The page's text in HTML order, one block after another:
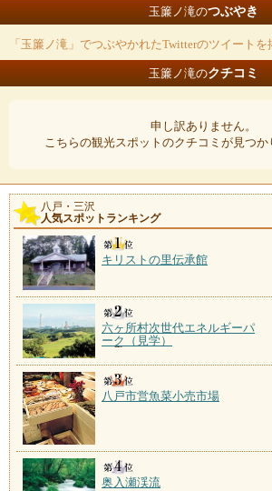
玉簾ノ滝のつぶやき
「玉簾ノ滝」でつぶやかれたTwitterのツイートを
玉簾ノ滝のクチコミ
申し訳ありません。
こちらの観光スポットのクチコミが見つか
八戸・三沢
人気スポットランキング
キリストの里伝承館
六ヶ所村次世代エネルギーパ
ーク（見学）
八戸市営魚菜小売市場
奥入瀬渓流